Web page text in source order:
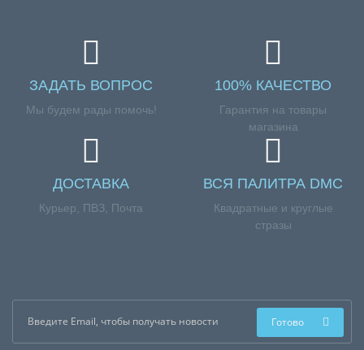
ЗАДАТЬ ВОПРОС
Мы будем рады помочь!
100% КАЧЕСТВО
Гарантия на товары
магазина
ДОСТАВКА
Курьер, ПВЗ, Почта
ВСЯ ПАЛИТРА DMC
Квадратные и круглые
стразы
Готово